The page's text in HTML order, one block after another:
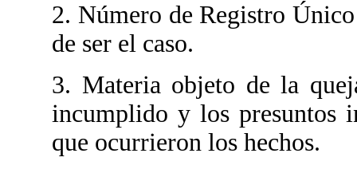
2. Número de Registro
de ser el caso.
3. Materia objeto de la
incumplido y los presuntos
que ocurrieron los hechos.